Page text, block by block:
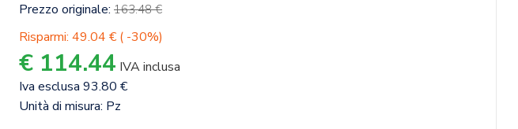
Prezzo originale: 163.48 €
Risparmi: 49.04 € ( -30%)
€ 114.44 IVA inclusa
Iva esclusa 93.80 €
Unità di misura: Pz